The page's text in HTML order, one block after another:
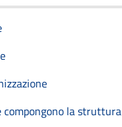
compongono la struttura